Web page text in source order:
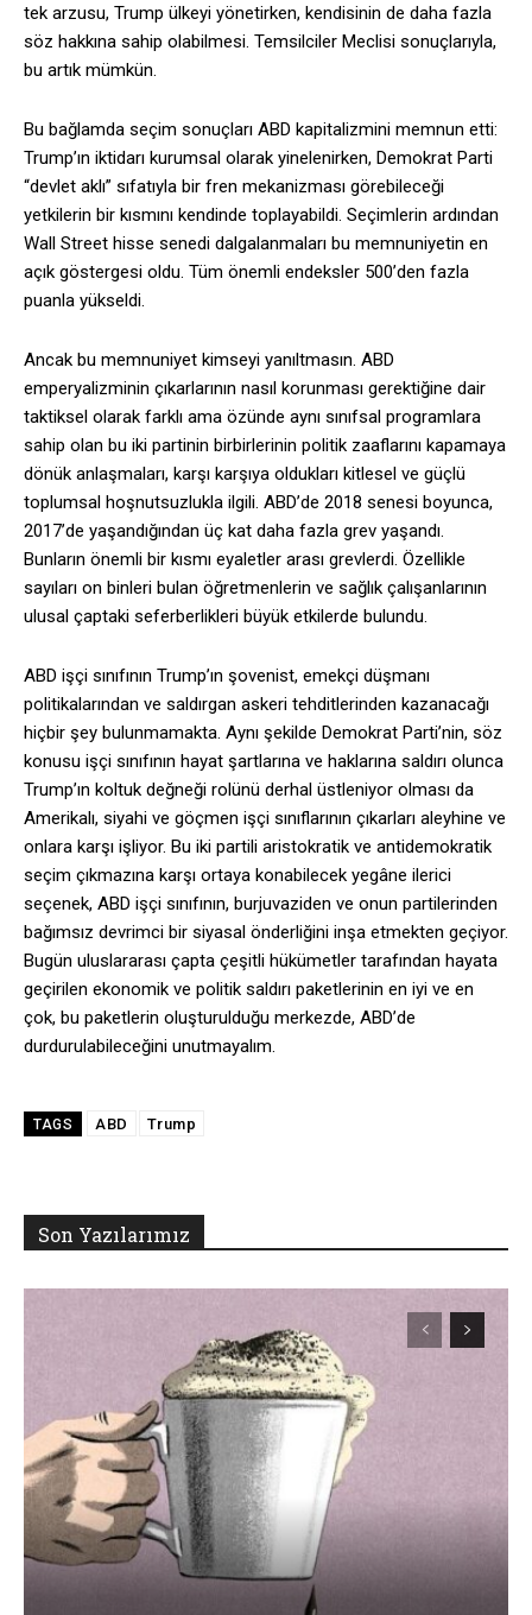
tek arzusu, Trump ülkeyi yönetirken, kendisinin de daha fazla
söz hakkına sahip olabilmesi. Temsilciler Meclisi sonuçlarıyla,
bu artık mümkün.
Bu bağlamda seçim sonuçları ABD kapitalizmini memnun etti:
Trump’ın iktidarı kurumsal olarak yinelenirken, Demokrat Parti
“devlet aklı” sıfatıyla bir fren mekanizması görebileceği
yetkilerin bir kısmını kendinde toplayabildi. Seçimlerin ardından
Wall Street hisse senedi dalgalanmaları bu memnuniyetin en
açık göstergesi oldu. Tüm önemli endeksler 500’den fazla
puanla yükseldi.
Ancak bu memnuniyet kimseyi yanıltmasın. ABD
emperyalizminin çıkarlarının nasıl korunması gerektiğine dair
taktiksel olarak farklı ama özünde aynı sınıfsal programlara
sahip olan bu iki partinin birbirlerinin politik zaaflarını kapamaya
dönük anlaşmaları, karşı karşıya oldukları kitlesel ve güçlü
toplumsal hoşnutsuzlukla ilgili. ABD’de 2018 senesi boyunca,
2017’de yaşandığından üç kat daha fazla grev yaşandı.
Bunların önemli bir kısmı eyaletler arası grevlerdi. Özellikle
sayıları on binleri bulan öğretmenlerin ve sağlık çalışanlarının
ulusal çaptaki seferberlikleri büyük etkilerde bulundu.
ABD işçi sınıfının Trump’ın şovenist, emekçi düşmanı
politikalarından ve saldırgan askeri tehditlerinden kazanacağı
hiçbir şey bulunmamakta. Aynı şekilde Demokrat Parti’nin, söz
konusu işçi sınıfının hayat şartlarına ve haklarına saldırı olunca
Trump’ın koltuk değneği rolünü derhal üstleniyor olması da
Amerikalı, siyahi ve göçmen işçi sınıflarının çıkarları aleyhine ve
onlara karşı işliyor. Bu iki partili aristokratik ve antidemokratik
seçim çıkmazına karşı ortaya konabilecek yegâne ilerici
seçenek, ABD işçi sınıfının, burjuvaziden ve onun partilerinden
bağımsız devrimci bir siyasal önderliğini inşa etmekten geçiyor.
Bugün uluslararası çapta çeşitli hükümetler tarafından hayata
geçirilen ekonomik ve politik saldırı paketlerinin en iyi ve en
çok, bu paketlerin oluşturulduğu merkezde, ABD’de
durdurulabileceğini unutmayalım.
TAGS ABD Trump
Son Yazılarımız